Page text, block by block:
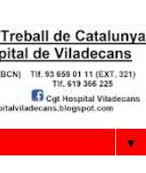
▼